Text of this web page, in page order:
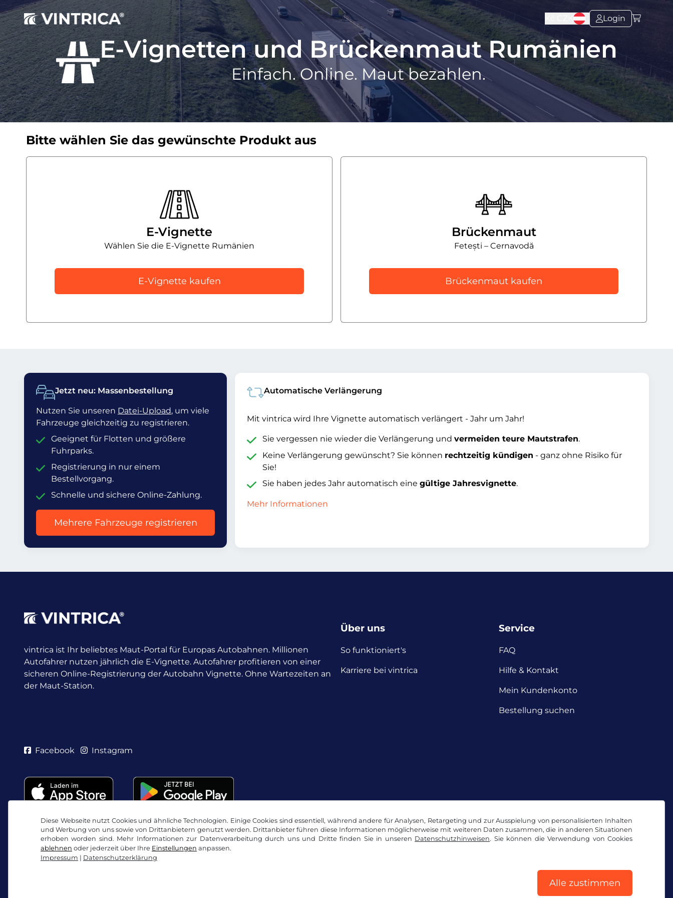
Diese Webseite nutzt Cookies und ähnliche Technologien. Einige Cookies sind essentiell, während andere für Analysen, Retargeting und zur Ausspielung von personalisierten Inhalten
und Werbung von uns sowie von Drittanbietern genutzt werden. Drittanbieter führen diese Informationen möglicherweise mit weiteren Daten zusammen, die in anderen Situationen
erhoben worden sind. Mehr Informationen zur Datenverarbeitung durch uns und Dritte finden Sie in unseren Datenschutzhinweisen. Sie können die Verwendung von Cookies
ablehnen oder jederzeit über Ihre Einstellungen anpassen.
Impressum | Datenschutzerklärung
Alle zustimmen
Login
E-Vignetten und Brückenmaut Rumänien
Einfach. Online. Maut bezahlen.
Bitte wählen Sie das gewünschte Produkt aus
E-Vignette
Wählen Sie die E-Vignette Rumänien
E-Vignette kaufen
Brückenmaut
Fetești – Cernavodă
Brückenmaut kaufen
Jetzt neu: Massenbestellung
Nutzen Sie unseren Datei-Upload, um viele
Fahrzeuge gleichzeitig zu registrieren.
Geeignet für Flotten und größere
Fuhrparks.
Registrierung in nur einem
Bestellvorgang.
Schnelle und sichere Online-Zahlung.
Mehrere Fahrzeuge registrieren
Automatische Verlängerung
Mit vintrica wird Ihre Vignette automatisch verlängert - Jahr um Jahr!
Sie vergessen nie wieder die Verlängerung und vermeiden teure Mautstrafen.
Keine Verlängerung gewünscht? Sie können rechtzeitig kündigen - ganz ohne Risiko für
Sie!
Sie haben jedes Jahr automatisch eine gültige Jahresvignette.
Mehr Informationen
vintrica ist Ihr beliebtes Maut-Portal für Europas Autobahnen. Millionen
Autofahrer nutzen jährlich die E-Vignette. Autofahrer profitieren von einer
sicheren Online-Registrierung der Autobahn Vignette. Ohne Wartezeiten an
der Maut-Station.
Über uns
So funktioniert's
Karriere bei vintrica
Service
FAQ
Hilfe & Kontakt
Mein Kundenkonto
Bestellung suchen
Facebook Instagram